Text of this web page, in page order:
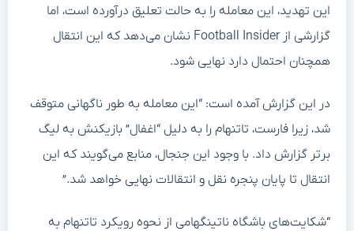
این تهدید، این معامله را به حالت تعلیق درآورده است، اما
گزارشی از Football Insider نشان می‌دهد که این انتقال
همچنان احتمال دارد نهایی شود.
در این گزارش آمده است: “این معامله به طور ناگهانی متوقف
شد، زیرا فارست، تاتنهام را به دلیل “اغفال” بازیکنش به لیگ
برتر گزارش داد. با وجود این جنجال، منابع می‌گویند که این
انتقال تا پایان پنجره نقل و انتقالات نهایی خواهد شد.”
“شکایت‌های باشگاه ناتینگهامی از نحوه رویکرد تاتنهام به